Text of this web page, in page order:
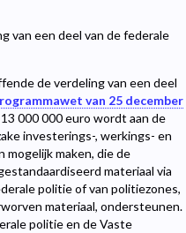
van een deel van de federale
de verdeling van een deel
van 25 december
000 000 euro wordt aan de
investerings-, werkings- en
maken, die de
materiaal via
politie of van politiezones,
materiaal, ondersteunen.
politie en de Vaste